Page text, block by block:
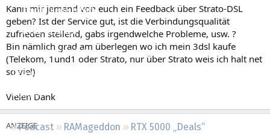
Empfohlene Inhalte
Neue Beiträge
Neueste Aktivitäten
Leserartikel
Regeln
Podcast RAMageddon
RTX 5000 „Deals“
Kann mir jemand von euch ein Feedback über Strato-DSL
geben? Ist der Service gut, ist die Verbindungsqualität
zufrieden stellend, gabs irgendwelche Probleme, usw. ?
Bin nämlich grad am überlegen wo ich mein 3dsl kaufe
(Telekom, 1und1 oder Strato, nur über Strato weis ich halt net
so viel)
Vielen Dank